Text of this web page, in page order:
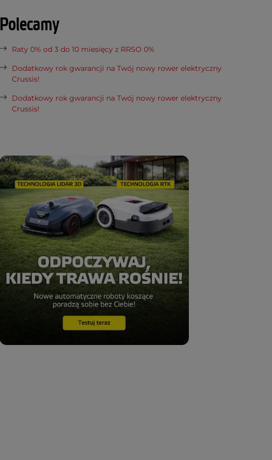
Polecamy
Raty 0% od 3 do 10 miesięcy z RRSO 0%
Dodatkowy rok gwarancji na Twój nowy rower elektryczny
Crussis!
Dodatkowy rok gwarancji na Twój nowy rower elektryczny
Crussis!